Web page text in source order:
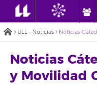
ULL - Noticias
Noticias
y Movilidad